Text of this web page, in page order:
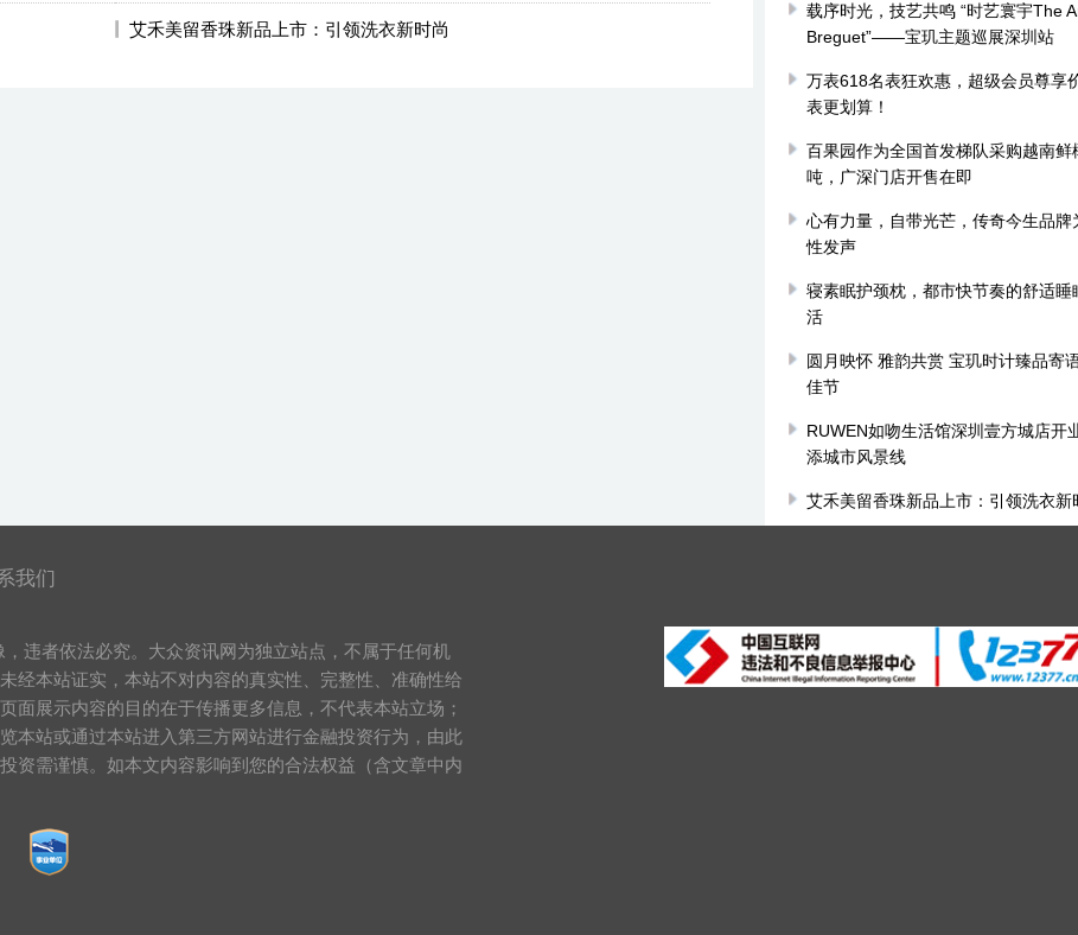
艾禾美留香珠新品上市：引领洗衣新时尚
载序时光，技艺共鸣 “时艺寰宇The
Breguet”——宝玑主题巡展深圳站
万表618名表狂欢惠，超级会员尊享
表更划算！
百果园作为全国首发梯队采购越南鲜
吨，广深门店开售在即
心有力量，自带光芒，传奇今生品牌
性发声
寝素眠护颈枕，都市快节奏的舒适睡
活
圆月映怀 雅韵共赏 宝玑时计臻品寄
佳节
RUWEN如吻生活馆深圳壹方城店开
添城市风景线
艾禾美留香珠新品上市：引领洗衣新
我们
违者依法必究。大众资讯网为独立站点，不属于任何机
经本站证实，本站不对内容的真实性、完整性、准确性给
面展示内容的目的在于传播更多信息，不代表本站立场；
本站或通过本站进入第三方网站进行金融投资行为，由此
资需谨慎。如本文内容影响到您的合法权益（含文章中内